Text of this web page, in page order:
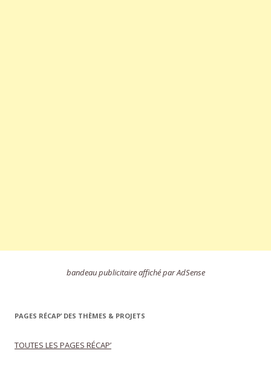
bandeau publicitaire affiché par AdSense
PAGES RÉCAP’ DES THÈMES & PROJETS
TOUTES LES PAGES RÉCAP’